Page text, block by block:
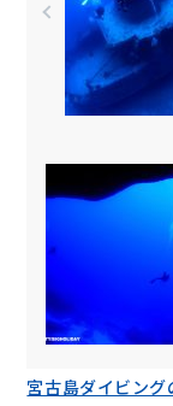
宮古島ダイビング